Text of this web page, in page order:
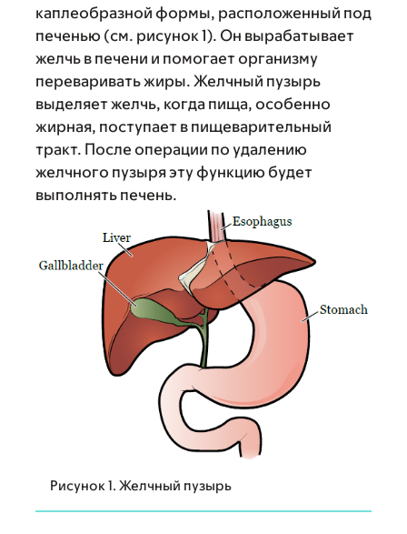
каплеобразной формы, расположенный под
печенью (см. рисунок 1). Он вырабатывает
желчь в печени и помогает организму
переваривать жиры. Желчный пузырь
выделяет желчь, когда пища, особенно
жирная, поступает в пищеварительный
тракт. После операции по удалению
желчного пузыря эту функцию будет
выполнять печень.
Рисунок 1. Желчный пузырь